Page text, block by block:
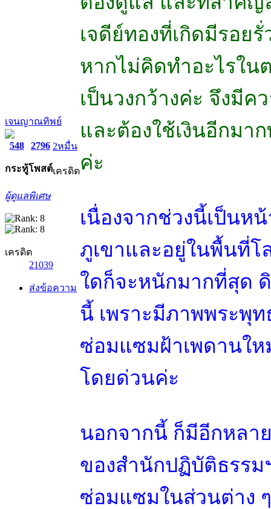
เจนญาณทิพย์
548
กระทู้
2796
โพสต์
2หมื่น
เครดิต
ผู้ดูแลพิเศษ
เครดิต
21039
ส่งข้อความ
เจดีย์ทองที่เกิดมีรอย
หากไม่คิดทำอะไรใน
เป็นวงกว้างค่ะ จึงมี
และต้องใช้เงินอีกมา
ค่ะ
เนื่องจากช่วงนี้เป็นห
ภูเขาและอยู่ในพื้นที่โ
ใดก็จะหนักมากที่สุด
นี้ เพราะมีภาพพระพุท
ซ่อมแซมฝ้าเพดานให
โดยด่วนค่ะ
นอกจากนี้ ก็มีอีกหลา
ของสำนักปฏิบัติธรรม
ซ่อมแซมในส่วนต่าง